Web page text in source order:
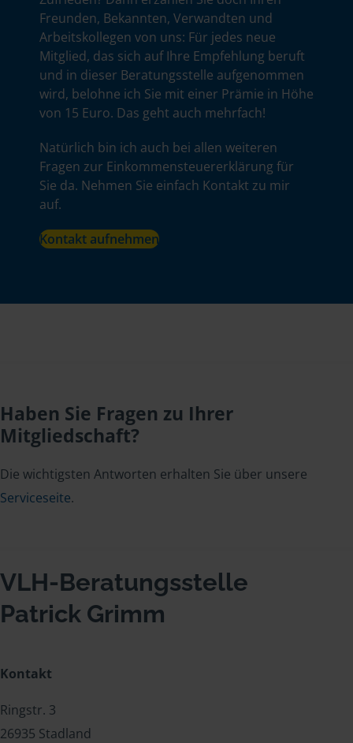
Freunden, Bekannten, Verwandten und
Arbeitskollegen von uns: Für jedes neue
Mitglied, das sich auf Ihre Empfehlung beruft
und in dieser Beratungsstelle aufgenommen
wird, belohne ich Sie mit einer Prämie in Höhe
von 15 Euro. Das geht auch mehrfach!
Natürlich bin ich auch bei allen weiteren
Fragen zur Einkommensteuererklärung für
Sie da. Nehmen Sie einfach Kontakt zu mir
auf.
Kontakt aufnehmen
Haben Sie Fragen zu Ihrer
Mitgliedschaft?
Die wichtigsten Antworten erhalten Sie über unsere
Serviceseite.
VLH-Beratungsstelle
Patrick Grimm
Kontakt
Ringstr. 3
26935 Stadland